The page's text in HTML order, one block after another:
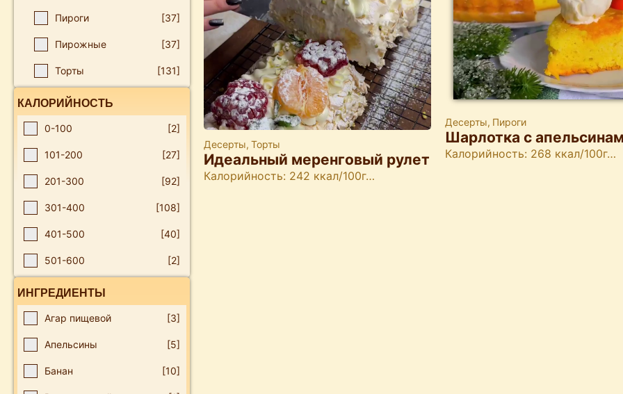
Пироги [37]
Пирожные [37]
Торты [131]
КАЛОРИЙНОСТЬ
0-100 [2]
101-200 [27]
201-300 [92]
301-400 [108]
401-500 [40]
501-600 [2]
ИНГРЕДИЕНТЫ
Агар пищевой [3]
Апельсины [5]
Банан [10]
Десерты, Торты
Идеальный меренговый рулет
Калорийность: 242 ккал/100г…
Десерты, Пироги
Шарлотка с
Калорийность: 268 ккал/100г…